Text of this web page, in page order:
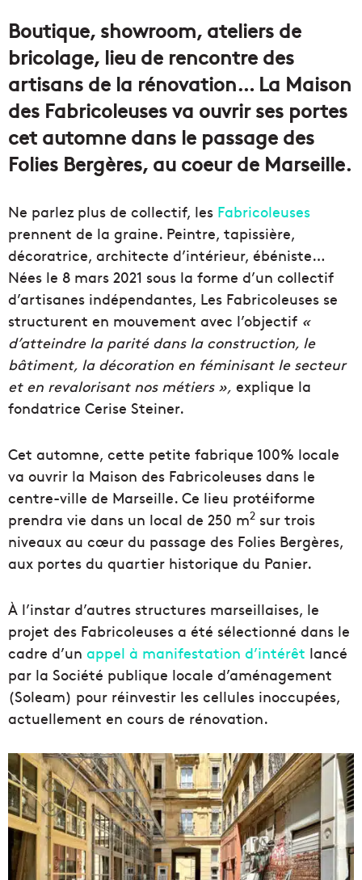
Boutique, showroom, ateliers de
bricolage, lieu de rencontre des
artisans de la rénovation… La Maison
des Fabricoleuses va ouvrir ses portes
cet automne dans le passage des
Folies Bergères, au coeur de Marseille.
Ne parlez plus de collectif, les Fabricoleuses
prennent de la graine. Peintre, tapissière,
décoratrice, architecte d’intérieur, ébéniste…
Nées le 8 mars 2021 sous la forme d’un collectif
d’artisanes indépendantes, Les Fabricoleuses se
structurent en mouvement avec l’objectif «
d’atteindre la parité dans la construction, le
bâtiment, la décoration en féminisant le secteur
et en revalorisant nos métiers », explique la
fondatrice Cerise Steiner.
Cet automne, cette petite fabrique 100% locale
va ouvrir la Maison des Fabricoleuses dans le
centre-ville de Marseille. Ce lieu protéiforme
prendra vie dans un local de 250 m2 sur trois
niveaux au cœur du passage des Folies Bergères,
aux portes du quartier historique du Panier.
À l’instar d’autres structures marseillaises, le
projet des Fabricoleuses a été sélectionné dans le
cadre d’un appel à manifestation d’intérêt lancé
par la Société publique locale d’aménagement
(Soleam) pour réinvestir les cellules inoccupées,
actuellement en cours de rénovation.